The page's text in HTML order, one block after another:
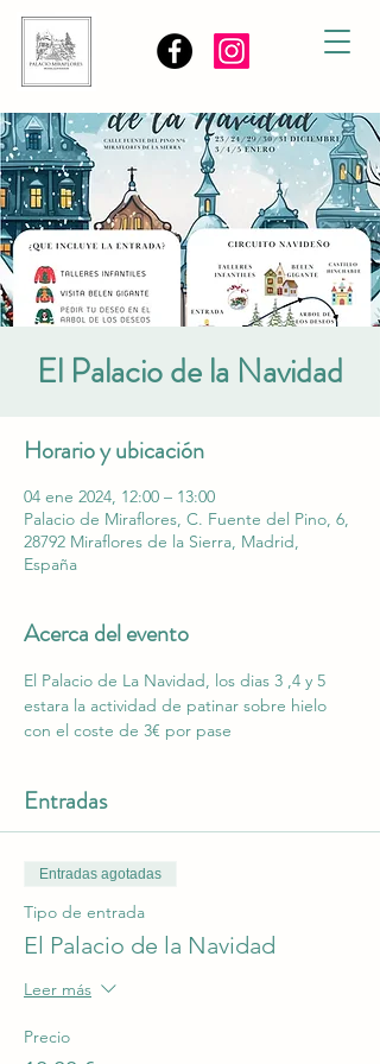
El Palacio de la Navidad
Horario y ubicación
04 ene 2024, 12:00 – 13:00
Palacio de Miraflores, C. Fuente del Pino, 6,
28792 Miraflores de la Sierra, Madrid,
España
Acerca del evento
El Palacio de La Navidad, los dias 3 ,4 y 5
estara la actividad de patinar sobre hielo
con el coste de 3€ por pase
Entradas
Entradas agotadas
Tipo de entrada
El Palacio de la Navidad
Leer más
Precio